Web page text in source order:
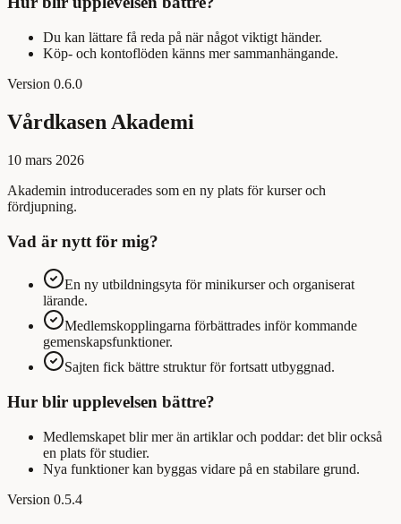
Du kan lättare få reda på när något viktigt händer.
Köp- och kontoflöden känns mer sammanhängande.
Version 0.6.0
Vårdkasen Akademi
10 mars 2026
Akademin introducerades som en ny plats för kurser och
fördjupning.
Vad är nytt för mig?
En ny utbildningsyta för minikurser och organiserat
lärande.
Medlemskopplingarna förbättrades inför kommande
gemenskapsfunktioner.
Sajten fick bättre struktur för fortsatt utbyggnad.
Hur blir upplevelsen bättre?
Medlemskapet blir mer än artiklar och poddar: det blir också
en plats för studier.
Nya funktioner kan byggas vidare på en stabilare grund.
Version 0.5.4